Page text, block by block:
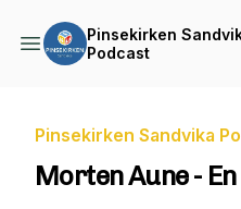
Pinsekirken
Podcast
Pinsekirken Sandvika
Morten Aune -